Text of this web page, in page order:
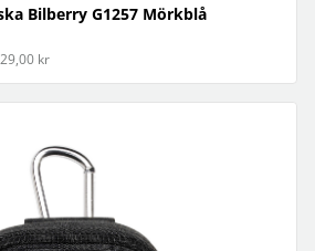
Bilberry G1257 Mörkblå
kr